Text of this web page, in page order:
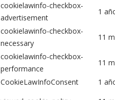
cookielawinfo-checkbox-
advertisement
1
cookielawinfo-checkbox-
necessary
11
cookielawinfo-checkbox-
performance
11
CookieLawInfoConsent
1